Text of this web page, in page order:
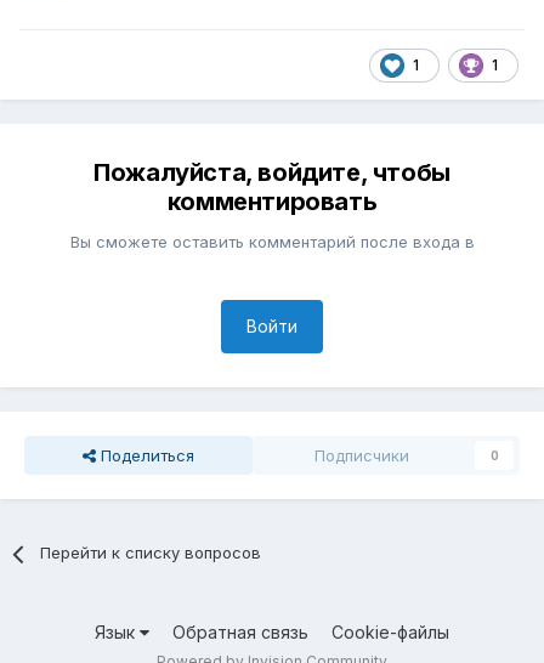
1 1
Пожалуйста, войдите, чтобы
комментировать
Вы сможете оставить комментарий после входа в
Войти
Поделиться Подписчики 0
Перейти к списку вопросов
Язык Обратная связь Cookie-файлы